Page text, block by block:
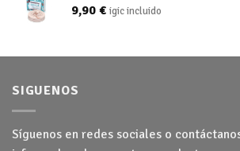
9,90 € igic incluido
SIGUENOS
Síguenos en redes sociales o